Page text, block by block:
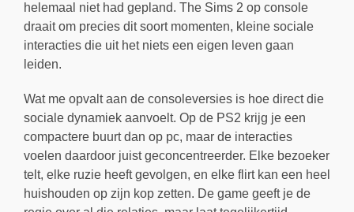
helemaal niet had gepland. The Sims 2 op console
draait om precies dit soort momenten, kleine sociale
interacties die uit het niets een eigen leven gaan
leiden.
Wat me opvalt aan de consoleversies is hoe direct die
sociale dynamiek aanvoelt. Op de PS2 krijg je een
compactere buurt dan op pc, maar de interacties
voelen daardoor juist geconcentreerder. Elke bezoeker
telt, elke ruzie heeft gevolgen, en elke flirt kan een heel
huishouden op zijn kop zetten. De game geeft je de